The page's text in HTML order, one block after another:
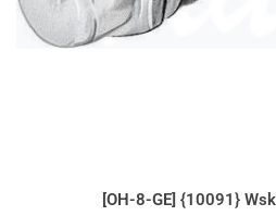
[OH-8-GE] {10091}